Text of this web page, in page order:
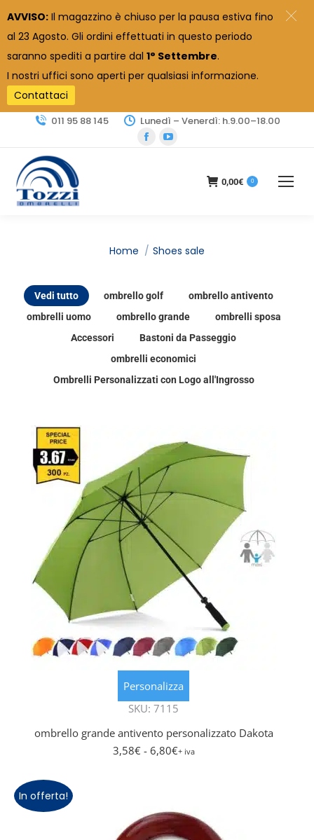
AVVISO: Il magazzino è chiuso per la pausa estiva fino
al 23 Agosto. Gli ordini effettuati in questo periodo
saranno spediti a partire dal 1° Settembre.
I nostri uffici sono aperti per qualsiasi informazione.
Contattaci
011 95 88 145 Lunedì – Venerdì: h.9.00–18.00
Facebook
YouTube
opens
0,00€ 0
Home Shoes sale
Vedi tutto ombrello golf
ombrello antivento
ombrelli uomo
ombrello grande
ombrelli sposa
Accessori
Bastoni da Passeggio
ombrelli economici
Ombrelli Personalizzati con Logo all'Ingrosso
Personalizza
SKU: 7115
ombrello grande antivento personalizzato Dakota
3,58€- 6,80€+ iva
In offerta!